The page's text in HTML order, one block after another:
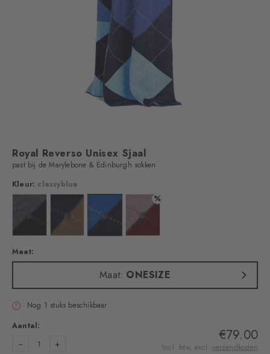
Royal Reverso Unisex Sjaal
past bij de Marylebone & Edinburgh sokken
Kleur: classyblue
Kleur: black Kleur: wholegrainKleur: classyblue
%
Kleur: burnt siena
Maat:
Maat: ONESIZE
Nog 1 stuks beschikbaar
Aantal:
1 €79.00
Incl. btw, excl.verzendkosten